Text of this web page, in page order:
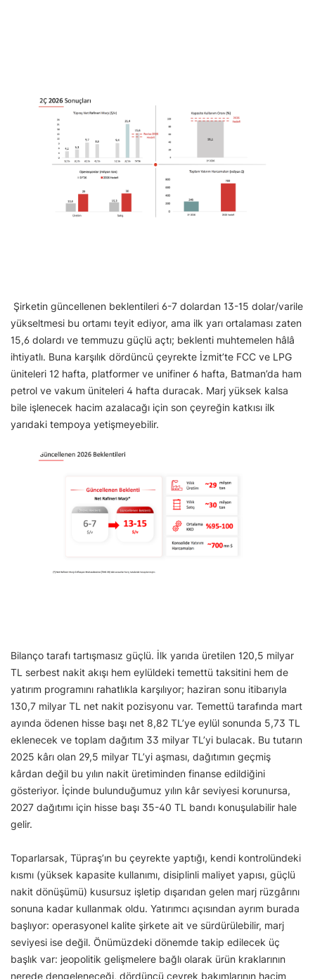
Şirketin güncellenen beklentileri 6-7 dolardan 13-15 dolar/varile
yükseltmesi bu ortamı teyit ediyor, ama ilk yarı ortalaması zaten
15,6 dolardı ve temmuzu güçlü açtı; beklenti muhtemelen hâlâ
ihtiyatlı. Buna karşılık dördüncü çeyrekte İzmit’te FCC ve LPG
üniteleri 12 hafta, platformer ve unifiner 6 hafta, Batman’da ham
petrol ve vakum üniteleri 4 hafta duracak. Marj yüksek kalsa
bile işlenecek hacim azalacağı için son çeyreğin katkısı ilk
yarıdaki tempoya yetişmeyebilir.
Bilanço tarafı tartışmasız güçlü. İlk yarıda üretilen 120,5 milyar
TL serbest nakit akışı hem eylüldeki temettü taksitini hem de
yatırım programını rahatlıkla karşılıyor; haziran sonu itibarıyla
130,7 milyar TL net nakit pozisyonu var. Temettü tarafında mart
ayında ödenen hisse başı net 8,82 TL’ye eylül sonunda 5,73 TL
eklenecek ve toplam dağıtım 33 milyar TL’yi bulacak. Bu tutarın
2025 kârı olan 29,5 milyar TL’yi aşması, dağıtımın geçmiş
kârdan değil bu yılın nakit üretiminden finanse edildiğini
gösteriyor. İçinde bulunduğumuz yılın kâr seviyesi korunursa,
2027 dağıtımı için hisse başı 35-40 TL bandı konuşulabilir hale
gelir.
Toparlarsak, Tüpraş’ın bu çeyrekte yaptığı, kendi kontrolündeki
kısmı (yüksek kapasite kullanımı, disiplinli maliyet yapısı, güçlü
nakit dönüşümü) kusursuz işletip dışarıdan gelen marj rüzgârını
sonuna kadar kullanmak oldu. Yatırımcı açısından ayrım burada
başlıyor: operasyonel kalite şirkete ait ve sürdürülebilir, marj
seviyesi ise değil. Önümüzdeki dönemde takip edilecek üç
başlık var: jeopolitik gelişmelere bağlı olarak ürün kraklarının
nerede dengeleneceği, dördüncü çeyrek bakımlarının hacim